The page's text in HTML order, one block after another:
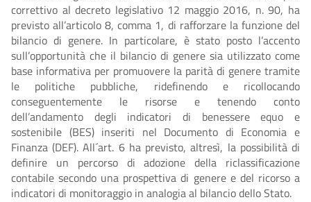
correttivo al decreto legislativo 12 maggio 2016, n. 90, ha
previsto all’articolo 8, comma 1, di rafforzare la funzione del
bilancio di genere. In particolare, è stato posto l’accento
sull’opportunità che il bilancio di genere sia utilizzato come
base informativa per promuovere la parità di genere tramite
le politiche pubbliche, ridefinendo e ricollocando
conseguentemente le risorse e tenendo conto
dell’andamento degli indicatori di benessere equo e
sostenibile (BES) inseriti nel Documento di Economia e
Finanza (DEF). All´art. 6 ha previsto, altresì, la possibilità di
definire un percorso di adozione della riclassificazione
contabile secondo una prospettiva di genere e del ricorso a
indicatori di monitoraggio in analogia al bilancio dello Stato.